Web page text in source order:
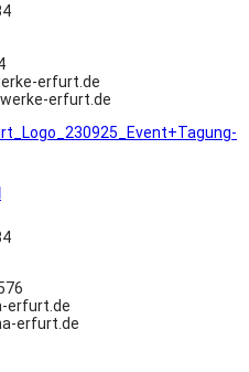
erfurt.de
erfurt.de
erfurt.de
erfurt.de